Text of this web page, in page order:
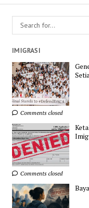
IMIGRASI
Comments closed
Comments closed